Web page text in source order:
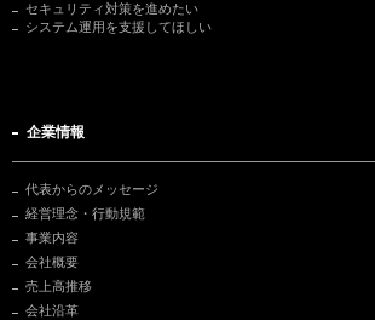
セキュリティ対策を進めたい
システム運用を支援してほしい
企業情報
代表からのメッセージ
経営理念・行動規範
事業内容
会社概要
売上高推移
会社沿革